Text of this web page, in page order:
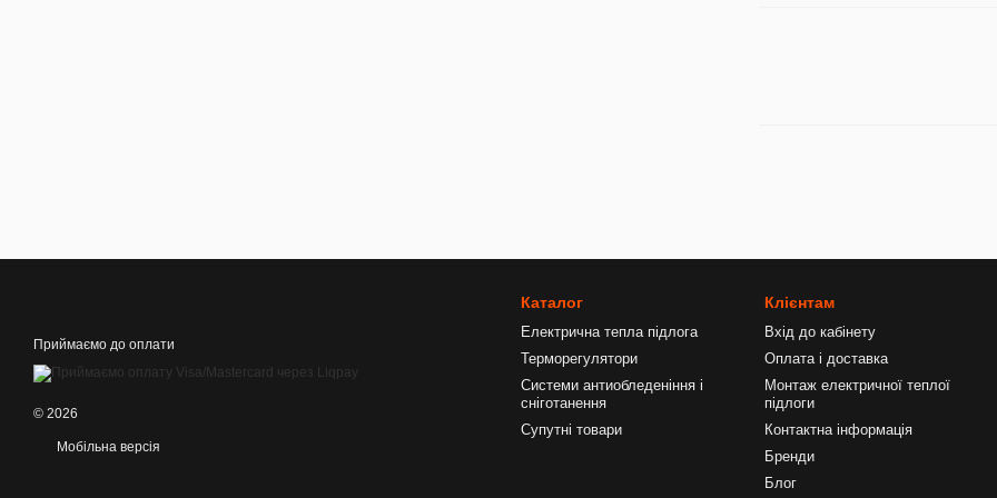
Приймаємо до оплати
© 2026
Мобільна версія
Каталог
Електрична тепла підлога
Терморегулятори
Системи антиобледеніння і
сніготанення
Супутні товари
Клієнтам
Вхід до кабінету
Оплата і доставка
Монтаж електричної теплої
підлоги
Контактна інформація
Бренди
Блог